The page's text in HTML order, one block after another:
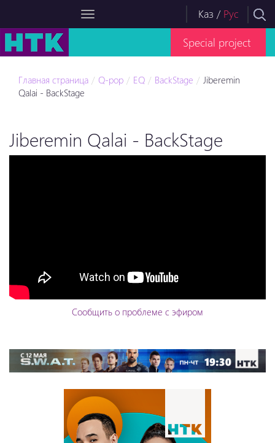
Каз / Рус
Special project
Главная страница Q-pop EQ BackStage
Jiberemin
Qalai - BackStage
Jiberemin Qalai - BackStage
Сообщить о проблеме с эфиром